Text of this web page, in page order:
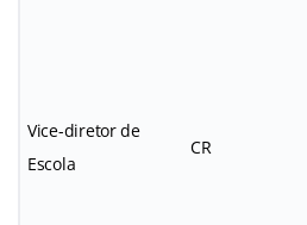
Vice-diretor de
Escola
CR